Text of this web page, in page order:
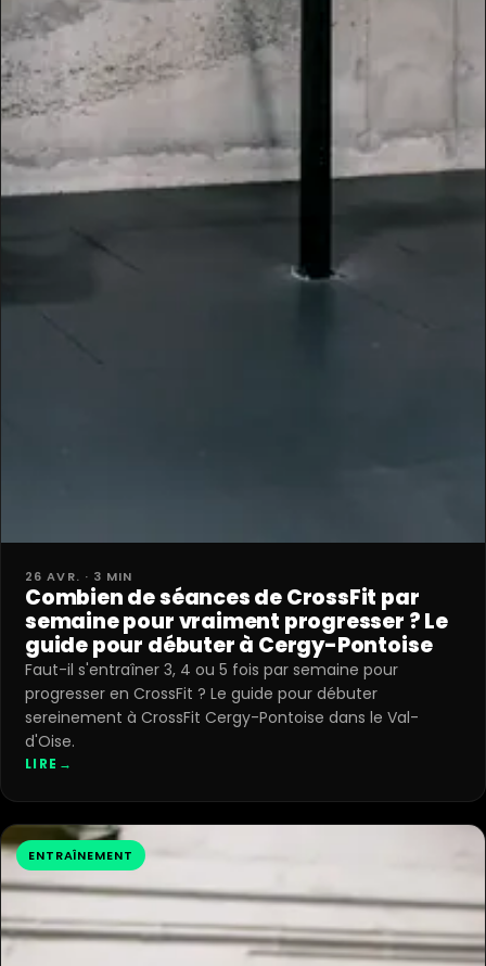
26 AVR. · 3 MIN
Combien de séances de CrossFit par
semaine pour vraiment progresser ? Le
guide pour débuter à Cergy-Pontoise
Faut-il s'entraîner 3, 4 ou 5 fois par semaine pour
progresser en CrossFit ? Le guide pour débuter
sereinement à CrossFit Cergy-Pontoise dans le Val-
d'Oise.
LIRE →
ENTRAÎNEMENT